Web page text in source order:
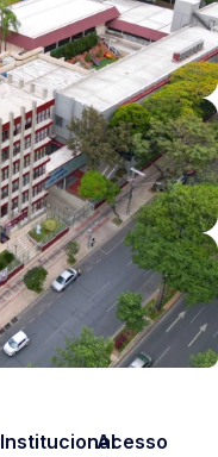
InstitucionalAcesso